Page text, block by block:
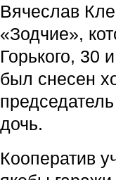
Вячеслав
«Зодчие»,
Горького, 30
был снесен
дочь.
Кооператив